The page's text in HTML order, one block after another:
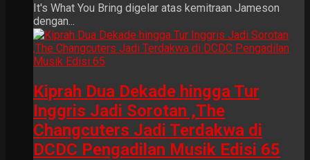
It's What You Bring digelar atas kemitraan Jameson
dengan...
Kiprah Dua Dekade hingga Tur
Inggris Jadi Sorotan ,The
Changcuters Jadi Terdakwa di
DCDC Pengadilan Musik Edisi 65